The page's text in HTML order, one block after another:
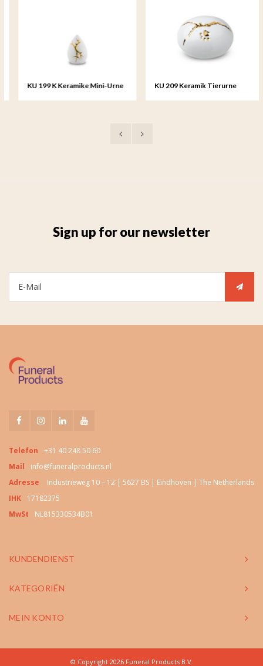
KU 199 K Keramike Mini-Urne
KU 209 Keramik Tierurne
Sign up for our newsletter
Telefon
+31 40 248 50 60
Mail
info@funeralproducts.nl
Adresse
Industrieweg 10 – 12 | 5627 BS | Eindhoven | The Netherlands
IHK
17182375
MwSt
NL815330534B01
KUNDENDIENST
KATEGORIËN
MEIN KONTO
© Copyright 2026 Funeral Products B.V.